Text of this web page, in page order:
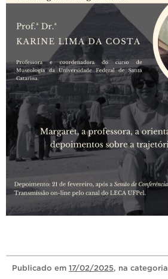
Publicado em 17/02/2025, na categoria